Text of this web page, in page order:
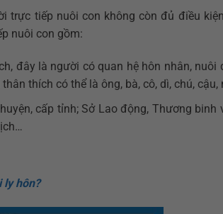
trực tiếp nuôi con không còn đủ điều
nuôi con gồm:
đây là người có quan hệ hôn nhân, nuôi
thích có thể là ông, bà, cô, dì, chú, cậu,
cấp tỉnh; Sở Lao động, Thương binh
ly hôn?